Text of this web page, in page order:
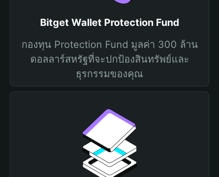
Bitget Wallet Protection Fund
กองทุน Protection Fund มูลค่า 300 ล้าน
ดอลลาร์สหรัฐที่จะปกป้องสินทรัพย์และ
ธุรกรรมของคุณ